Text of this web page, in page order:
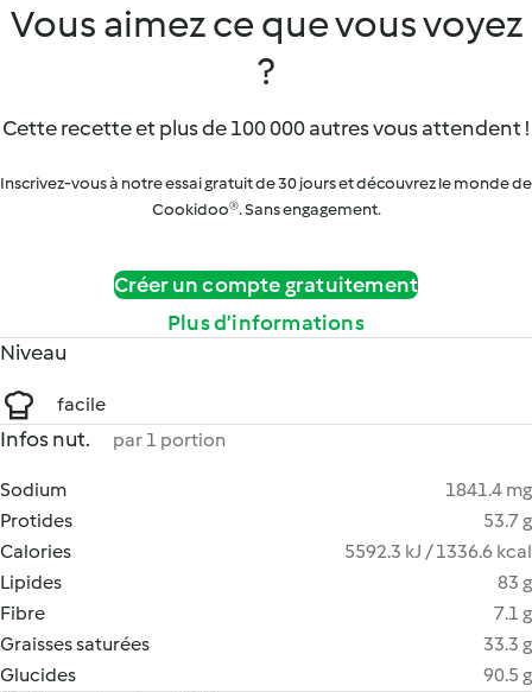
Vous aimez ce que vous voyez
?
Cette recette et plus de 100 000 autres vous attendent !
Inscrivez-vous à notre essai gratuit de 30 jours et découvrez le monde de
Cookidoo®. Sans engagement.
Créer un compte gratuitement
Plus d’informations
Niveau
facile
Infos nut. par 1 portion
Sodium
1841.4 mg
Protides
53.7 g
Calories
5592.3 kJ / 1336.6 kcal
Lipides
83 g
Fibre
7.1 g
Graisses saturées
33.3 g
Glucides
90.5 g